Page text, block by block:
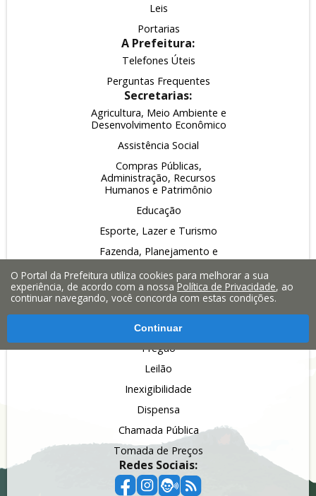
Leis
Portarias
A Prefeitura:
Telefones Úteis
Perguntas Frequentes
Secretarias:
Agricultura, Meio Ambiente e
Desenvolvimento Econômico
Assistência Social
Compras Públicas,
Administração, Recursos
Humanos e Patrimônio
Educação
Esporte, Lazer e Turismo
Fazenda, Planejamento e
Finanças
Obras, Serviços Públicos e
Infraestrutura
Saúde
Licitações:
Pregão
Leilão
Inexigibilidade
Dispensa
Chamada Pública
Tomada de Preços
Redes Sociais:
O Portal da Prefeitura utiliza cookies para melhorar a sua
experiência, de acordo com a nossaPolítica de Privacidade, ao
continuar navegando, você concorda com estas condições.
Continuar